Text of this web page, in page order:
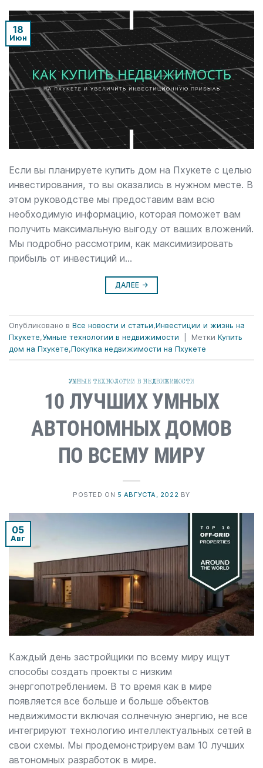
18
Июн
Если вы планируете купить дом на Пхукете с целью
инвестирования, то вы оказались в нужном месте. В
этом руководстве мы предоставим вам всю
необходимую информацию, которая поможет вам
получить максимальную выгоду от ваших вложений.
Мы подробно рассмотрим, как максимизировать
прибыль от инвестиций и…
ДАЛЕЕ →
Опубликовано в Все новости и статьи,Инвестиции и жизнь на
Пхукете,Умные технологии в недвижимости Метки Купить
дом на Пхукете,Покупка недвижимости на Пхукете
УМНЫЕ ТЕХНОЛОГИИ В НЕДВИЖИМОСТИ
10 ЛУЧШИХ УМНЫХ
АВТОНОМНЫХ ДОМОВ
ПО ВСЕМУ МИРУ
POSTED ON 5 АВГУСТА, 2022 BY
05
Авг
Каждый день застройщики по всему миру ищут
способы создать проекты с низким
энергопотреблением. В то время как в мире
появляется все больше и больше объектов
недвижимости включая солнечную энергию, не все
интегрируют технологию интеллектуальных сетей в
свои схемы. Мы продемонстрируем вам 10 лучших
автономных разработок в мире.